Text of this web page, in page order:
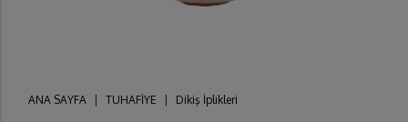
ANA SAYFA TUHAFİYE Dikiş İplikleri